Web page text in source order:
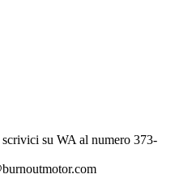
su WA al numero 373-